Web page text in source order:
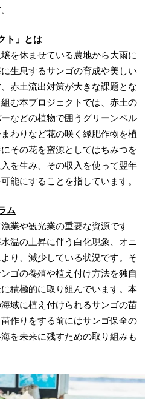
ト」とは
を休ませている農地から大雨に
生息するサンゴの育成や美しい
赤土流出対策が大きな課題とな
む本プロジェクトでは、赤土の
などの植物で囲うグリーンベル
わりなど花の咲く緑肥作物を植
その花を蜜源としてはちみつを
を生み、その収入を使って翌年
能にすることを指しています。
ム
業や観光業の重要な資源です
温の上昇に伴う白化現象、オニ
り、減少している状況です。そ
ゴの養殖や植え付け方法を独自
積極的に取り組んでいます。本
域に植え付けられるサンゴの苗
作りをする前にはサンゴ保全の
を未来に残すための取り組みも